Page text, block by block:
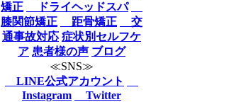
矯正
ドライヘッドスパ
膝関節矯正
距骨矯正
交
通事故対応 症状別セルフケ
ア 患者様の声 ブログ
≪SNS≫
LINE公式アカウント
Instagram
Twitter